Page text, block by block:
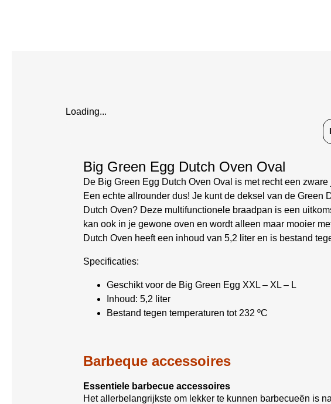
Loading...
Big Green Egg Dutch Oven Oval
De Big Green Egg Dutch Oven Oval is met recht een
Een echte allrounder dus! Je kunt de deksel van de Green
Dutch Oven? Deze multifunctionele braadpan is een
kan ook in je gewone oven en wordt alleen maar mooier
Dutch Oven heeft een inhoud van 5,2 liter en is bestand
Specificaties:
Geschikt voor de Big Green Egg XXL – XL – L
Inhoud: 5,2 liter
Bestand tegen temperaturen tot 232 ºC
Barbeque accessoires
Essentiele barbecue accessoires
Het allerbelangrijkste om lekker te kunnen barbecueën is